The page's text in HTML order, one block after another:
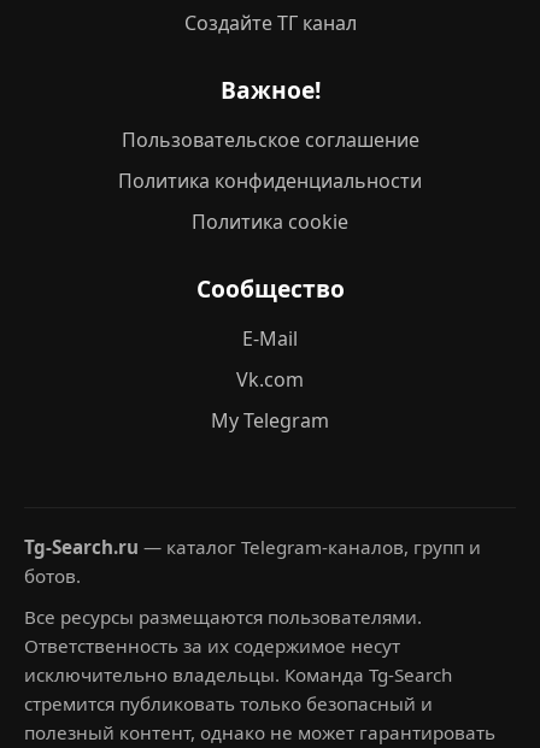
Создайте ТГ канал
Важное!
Пользовательское соглашение
Политика конфиденциальности
Политика cookie
Сообщество
E-Mail
Vk.com
My Telegram
Tg-Search.ru — каталог Telegram-каналов, групп и
ботов.
Все ресурсы размещаются пользователями.
Ответственность за их содержимое несут
исключительно владельцы. Команда Tg-Search
стремится публиковать только безопасный и
полезный контент, однако не может гарантировать